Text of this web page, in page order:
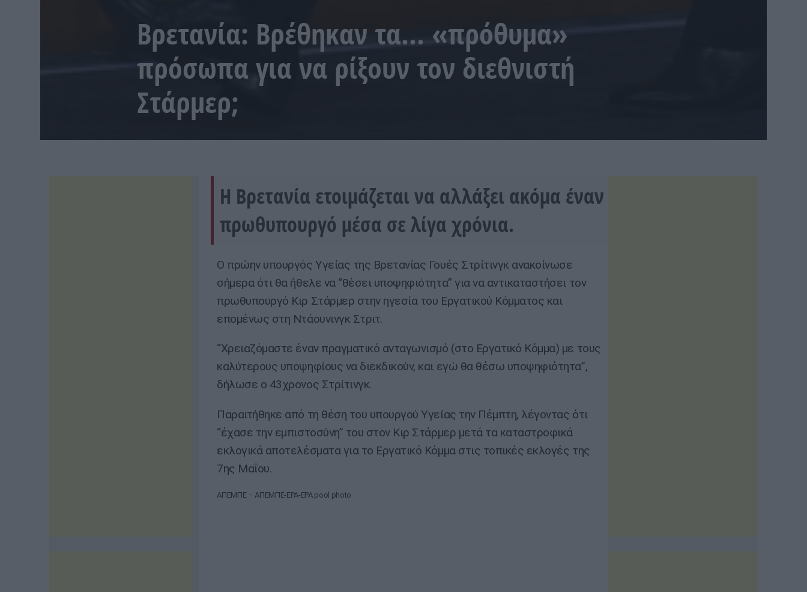
Βρετανία: Βρέθηκαν τα… «πρόθυμα»
πρόσωπα για να ρίξουν τον διεθνιστή
Στάρμερ;
Η Βρετανία ετοιμάζεται να αλλάξει ακόμα έναν
πρωθυπουργό μέσα σε λίγα χρόνια.
Ο πρώην υπουργός Υγείας της Βρετανίας Γουές Στρίτινγκ ανακοίνωσε
σήμερα ότι θα ήθελε να “θέσει υποψηφιότητα” για να αντικαταστήσει τον
πρωθυπουργό Κιρ Στάρμερ στην ηγεσία του Εργατικού Κόμματος και
επομένως στη Ντάουνινγκ Στριτ.
“Χρειαζόμαστε έναν πραγματικό ανταγωνισμό (στο Εργατικό Κόμμα) με τους
καλύτερους υποψηφίους να διεκδικούν, και εγώ θα θέσω υποψηφιότητα”,
δήλωσε ο 43χρονος Στρίτινγκ.
Παραιτήθηκε από τη θέση του υπουργού Υγείας την Πέμπτη, λέγοντας ότι
“έχασε την εμπιστοσύνη” του στον Κιρ Στάρμερ μετά τα καταστροφικά
εκλογικά αποτελέσματα για το Εργατικό Κόμμα στις τοπικές εκλογές της
7ης Μαΐου.
ΑΠΕΜΠΕ – ΑΠΕΜΠΕ-EPA-EPA pool photo